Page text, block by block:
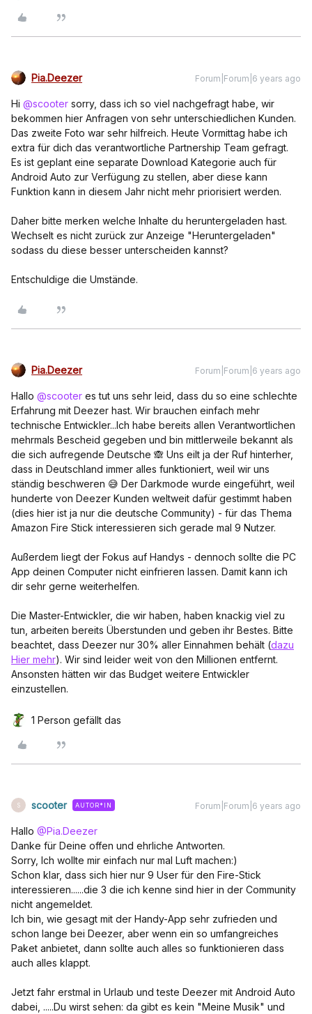
Pia.Deezer Forum|Forum|6 years ago
Hi @scooter sorry, dass ich so viel nachgefragt habe, wir
bekommen hier Anfragen von sehr unterschiedlichen Kunden.
Das zweite Foto war sehr hilfreich. Heute Vormittag habe ich
extra für dich das verantwortliche Partnership Team gefragt.
Es ist geplant eine separate Download Kategorie auch für
Android Auto zur Verfügung zu stellen, aber diese kann
Funktion kann in diesem Jahr nicht mehr priorisiert werden.
Daher bitte merken welche Inhalte du heruntergeladen hast.
Wechselt es nicht zurück zur Anzeige "Heruntergeladen"
sodass du diese besser unterscheiden kannst?
Entschuldige die Umstände.
Pia.Deezer Forum|Forum|6 years ago
Hallo @scooter es tut uns sehr leid, dass du so eine schlechte
Erfahrung mit Deezer hast. Wir brauchen einfach mehr
technische Entwickler...Ich habe bereits allen Verantwortlichen
mehrmals Bescheid gegeben und bin mittlerweile bekannt als
die sich aufregende Deutsche 🙈 Uns eilt ja der Ruf hinterher,
dass in Deutschland immer alles funktioniert, weil wir uns
ständig beschweren 😅 Der Darkmode wurde eingeführt, weil
hunderte von Deezer Kunden weltweit dafür gestimmt haben
(dies hier ist ja nur die deutsche Community) - für das Thema
Amazon Fire Stick interessieren sich gerade mal 9 Nutzer.
Außerdem liegt der Fokus auf Handys - dennoch sollte die PC
App deinen Computer nicht einfrieren lassen. Damit kann ich
dir sehr gerne weiterhelfen.
Die Master-Entwickler, die wir haben, haben knackig viel zu
tun, arbeiten bereits Überstunden und geben ihr Bestes. Bitte
beachtet, dass Deezer nur 30% aller Einnahmen behält (dazu
Hier mehr). Wir sind leider weit von den Millionen entfernt.
Ansonsten hätten wir das Budget weitere Entwickler
einzustellen.
1 Person gefällt das
S scooter AUTOR*IN Forum|Forum|6 years ago
Hallo @Pia.Deezer
Danke für Deine offen und ehrliche Antworten.
Sorry, Ich wollte mir einfach nur mal Luft machen:)
Schon klar, dass sich hier nur 9 User für den Fire-Stick
interessieren......die 3 die ich kenne sind hier in der Community
nicht angemeldet.
Ich bin, wie gesagt mit der Handy-App sehr zufrieden und
schon lange bei Deezer, aber wenn ein so umfangreiches
Paket anbietet, dann sollte auch alles so funktionieren dass
auch alles klappt.
Jetzt fahr erstmal in Urlaub und teste Deezer mit Android Auto
dabei, .....Du wirst sehen: da gibt es kein "Meine Musik" und